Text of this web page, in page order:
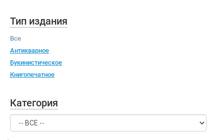
Тип издания
Все
Антикварное
Букинистическое
Книгопечатное
Категория